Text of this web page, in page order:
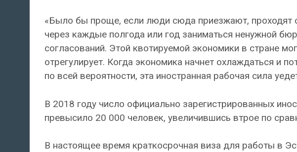
«Было бы проще, если люди сюда приезжают, проходят
через каждые полгода или год заниматься ненужной
согласований. Этой квотируемой экономики в стране
отрегулирует. Когда экономика начнет охлаждаться и
по всей вероятности, эта иностранная рабочая сила
В 2018 году число официально зарегистрированных
превысило 20 000 человек, увеличившись втрое по
В настоящее время краткосрочная виза для работы в